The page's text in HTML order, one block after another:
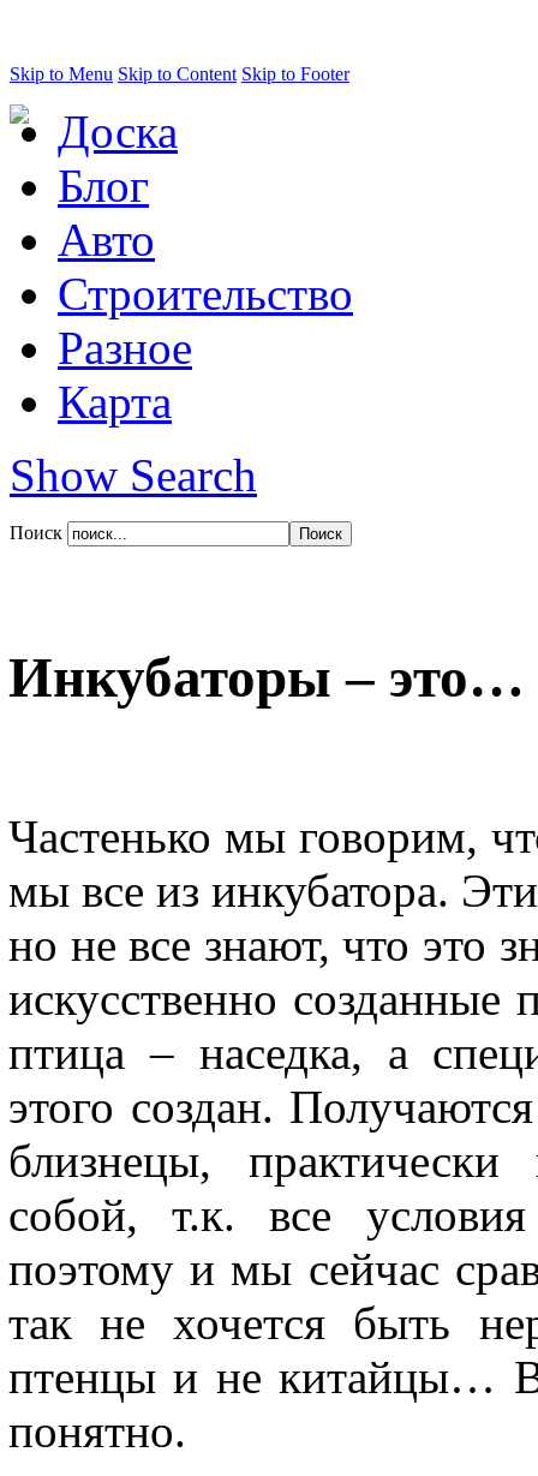
Skip to Menu Skip to Content Skip to Footer
Доска
Блог
Авто
Строительство
Разное
Карта
Show Search
Поиск
Инкубаторы – это…
Частенько мы говорим,
мы все из инкубатора.
но не все знают, что это
искусственно
птица – наседка, а
этого создан.
близнецы,
собой, т.к. все
поэтому и мы сейчас
так не хочется быть
птенцы и не китайцы…
понятно.